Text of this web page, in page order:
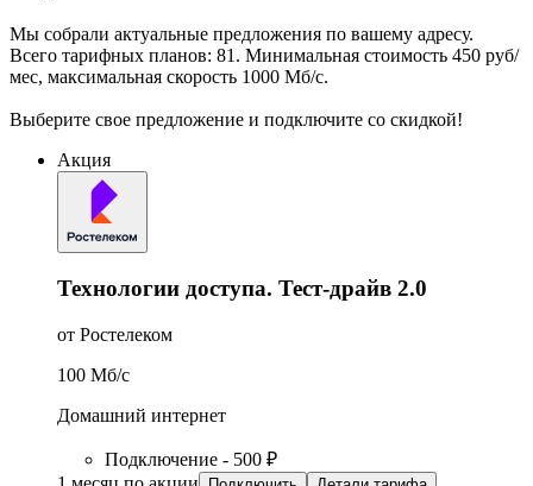
Мы собрали актуальные предложения по вашему адресу.
Всего тарифных планов: 81. Минимальная стоимость 450 руб/
мес, максимальная скорость 1000 Мб/с.
Выберите свое предложение и подключите со скидкой!
Акция
Технологии доступа. Тест-драйв 2.0
от Ростелеком
100 Мб/c
Домашний интернет
Подключение - 500 ₽